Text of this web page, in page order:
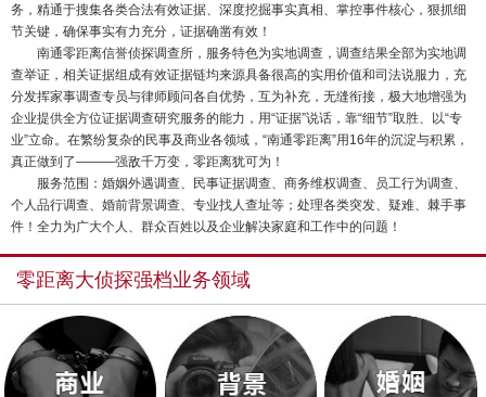
务，精通于搜集各类合法有效证据、深度挖掘事实真相、掌控事件核心，狠抓细
节关键，确保事实有力充分，证据确凿有效！
南通零距离信誉侦探调查所，服务特色为实地调查，调查结果全部为实地调
查举证，相关证据组成有效证据链均来源具备很高的实用价值和司法说服力，充
分发挥家事调查专员与律师顾问各自优势，互为补充，无缝衔接，极大地增强为
企业提供全方位证据调查研究服务的能力，用“证据”说话，靠“细节”取胜、以“专
业”立命。在繁纷复杂的民事及商业各领域，“南通零距离”用16年的沉淀与积累，
真正做到了———强敌千万变，零距离犹可为！
服务范围：婚姻外遇调查、民事证据调查、商务维权调查、员工行为调查、
个人品行调查、婚前背景调查、专业找人查址等；处理各类突发、疑难、棘手事
件！全力为广大个人、群众百姓以及企业解决家庭和工作中的问题！
零距离大侦探强档业务领域